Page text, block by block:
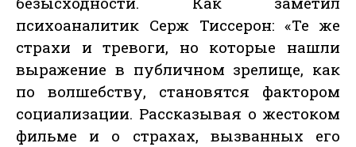
психоаналитик Серж Тиссерон: «Те же
страхи и тревоги, но которые нашли
выражение в публичном зрелище, как
по волшебству, становятся фактором
социализации. Рассказывая о жестоком
фильме и о страхах, вызванных его